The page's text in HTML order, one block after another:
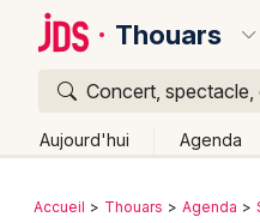
Thouars
Concert, spectacle,
Aujourd'hui Agenda
Publier un
Retour
Accueil Thouars Agenda
Quoi ?
Où ?